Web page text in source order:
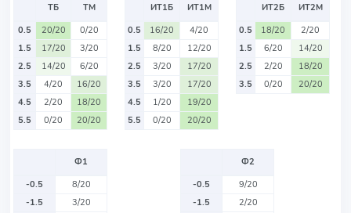
ТБ
ТМ
0.5
20/20
0/20
1.5
17/20
3/20
2.5
14/20
6/20
3.5
4/20
16/20
4.5
2/20
18/20
5.5
0/20 20/20
ИТ1Б
ИТ1М
0.5
16/20
4/20
1.5
8/20
12/20
2.5
3/20
17/20
3.5
3/20
17/20
4.5
1/20
19/20
5.5
0/20 20/20
ИТ2Б
ИТ2М
0.5
18/20
2/20
1.5
6/20
14/20
2.5
2/20
18/20
3.5
0/20 20/20
Ф1
-0.5
8/20
-1.5
3/20
Ф2
-0.5
9/20
-1.5
2/20